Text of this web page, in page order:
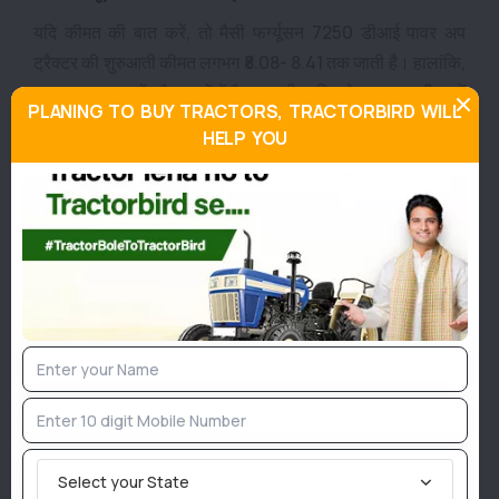
अलग-अलग राज्यों और शहरों में टैक्स व डीलरशिप के अनुसार कीमत में
थोड़ा अंतर देखने को मिल सकता है।
मैसी फर्ग्यूसन 7250 डीआई पावर अप ट्रैक्टर उन किसानों के लिए एक
बेहतरीन विकल्प है, जो कम ईंधन खपत के साथ दमदार पावर और
भरोसेमंद परफॉर्मेंस चाहते हैं। 50 HP का शक्तिशाली इंजन,
SIMPSONS तकनीक, बेहतर माइलेज और मजबूत बिल्ड क्वालिटी इसे
मध्यम से भारी कृषि कार्यों के लिए उपयुक्त बनाती है। कुल मिलाकर, मैसी
फर्ग्यूसन 7250 डीआई पावर अप एक माइलेज-फ्रेंडली, टिकाऊ और
मल्टी-पर्पस ट्रैक्टर है, जो कीमत के हिसाब से बेहतरीन वैल्यू देता है। यदि
आप 50 HP श्रेणी में एक भरोसेमंद, कम मेंटेनेंस और लंबे समय तक साथ
निभाने वाला ट्रैक्टर तलाश रहे हैं, तो यह मॉडल आपकी खेती के लिए एक
समझदारी भरा निवेश साबित हो सकता है।
PLANING TO BUY TRACTORS, TRACTORBIRD WILL
HELP YOU
Select your State